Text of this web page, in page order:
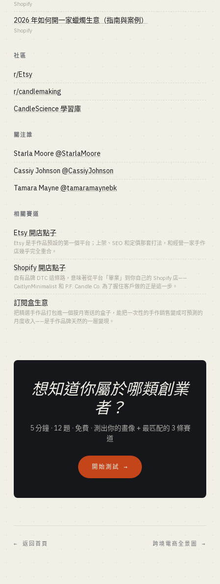
Shopify
2026 年如何開一家蠟燭生意（指南與案例）
Shopify
社區
r/Etsy
r/candlemaking
CandleScience 學習庫
關注誰
Starla Moore @StarlaMoore
Cassiy Johnson @CassiyJohnson
Tamara Mayne @tamaramaynebk
相關賽道
Etsy 開店點子
Etsy 是手作品預設的第一個平台；上架、SEO 和定價那套打法，和經營一家手作
店幾乎完全重合。
Shopify 開店點子
自有品牌 DTC 這條路，意味著從平台「畢業」到你自己的 Shopify 店——
CaitlynMinimalist 和 P.F. Candle Co. 為了握住客戶做的正是這一步。
訂閱盒生意
把精選手作品打包進一個按月寄送的盒子，能把一次性的手作銷售變成可預測的
月度收入——是手作品牌天然的一層變現。
想知道你屬於哪類創業
者？
5 分鐘 · 12 題 · 免費 · 測出你的畫像 + 最匹配的 3 條賽
道
開始測試 →
← 返回首頁 跨境電商全景圖 →